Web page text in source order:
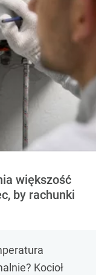
większość
by rachunki
Kocioł